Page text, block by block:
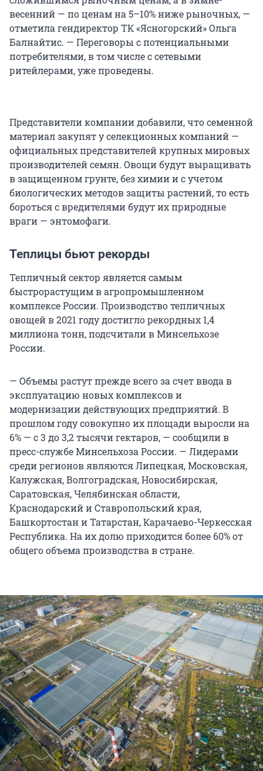
весенний — по ценам на 5–10% ниже рыночных, —
отметила гендиректор ТК «Ясногорский» Ольга
Балнайтис. — Переговоры с потенциальными
потребителями, в том числе с сетевыми
ритейлерами, уже проведены.
Представители компании добавили, что семенной
материал закупят у селекционных компаний —
официальных представителей крупных мировых
производителей семян. Овощи будут выращивать
в защищенном грунте, без химии и с учетом
биологических методов защиты растений, то есть
бороться с вредителями будут их природные
враги — энтомофаги.
Теплицы бьют рекорды
Тепличный сектор является самым
быстрорастущим в агропромышленном
комплексе России. Производство тепличных
овощей в 2021 году достигло рекордных 1,4
миллиона тонн, подсчитали в Минсельхозе
России.
— Объемы растут прежде всего за счет ввода в
эксплуатацию новых комплексов и
модернизации действующих предприятий. В
прошлом году совокупно их площади выросли на
6% — с 3 до 3,2 тысячи гектаров, — сообщили в
пресс-службе Минсельхоза России. — Лидерами
среди регионов являются Липецкая, Московская,
Калужская, Волгоградская, Новосибирская,
Саратовская, Челябинская области,
Краснодарский и Ставропольский края,
Башкортостан и Татарстан, Карачаево-Черкесская
Республика. На их долю приходится более 60% от
общего объема производства в стране.